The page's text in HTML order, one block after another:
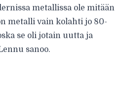
metallissa ole mitään
metalli vain kolahti jo 80-
se oli jotain uutta ja
sanoo.